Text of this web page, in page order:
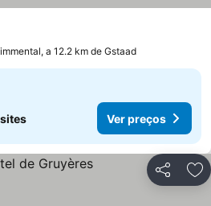
Ver preços
a 12.2 km de Gstaad
Ver preços
Partilhar